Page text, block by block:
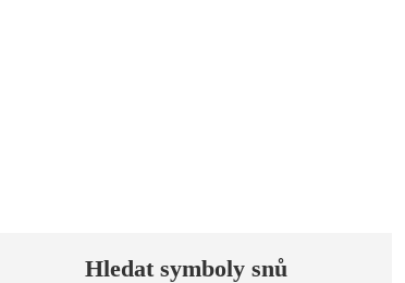
Hledat symboly snů